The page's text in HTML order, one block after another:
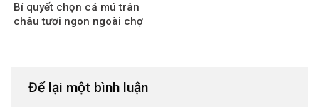
Bí quyết chọn cá mú trân
châu tươi ngon ngoài chợ
Để lại một bình luận